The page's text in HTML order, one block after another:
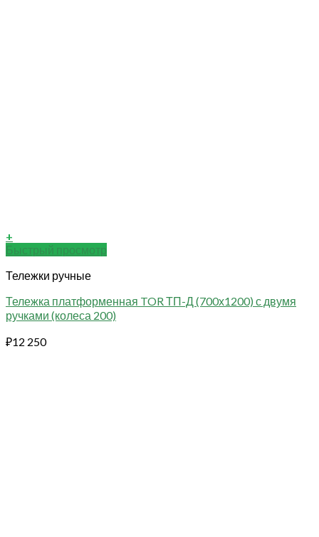
+
Быстрый просмотр
Тележки ручные
Тележка платформенная TOR ТП-Д (700х1200) с двумя
ручками (колеса 200)
₽12 250